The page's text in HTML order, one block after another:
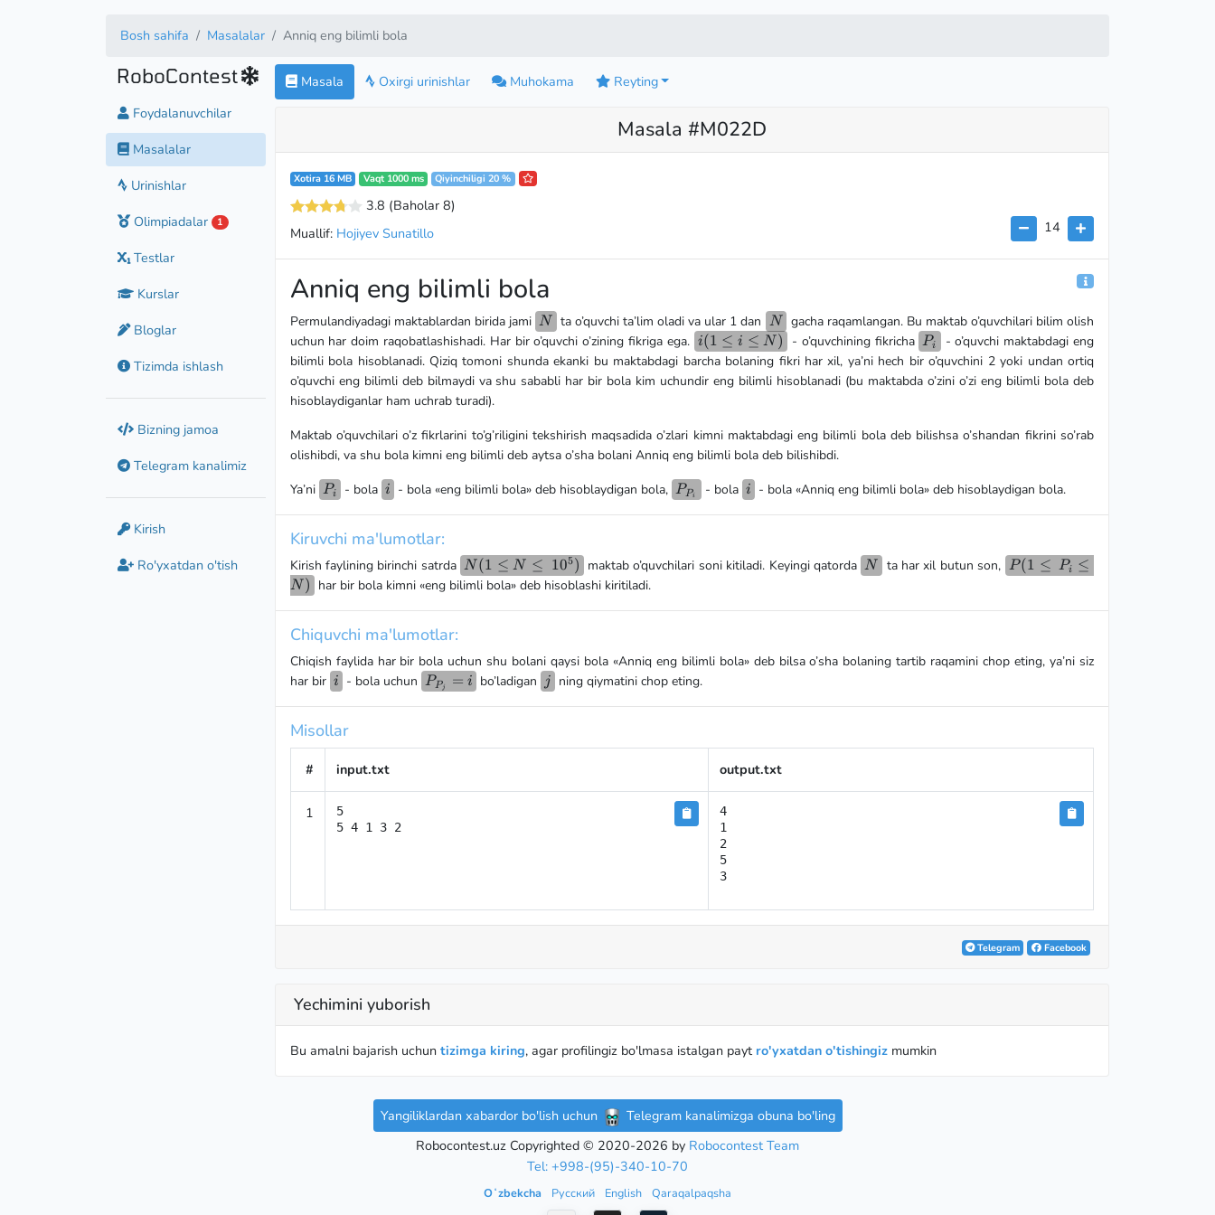
Bosh sahifa Masalalar Anniq eng bilimli bola
RoboContest
Foydalanuvchilar
Masalalar
Urinishlar
Olimpiadalar
1
Testlar
Kurslar
Bloglar
Tizimda ishlash
Bizning jamoa
Telegram kanalimiz
Kirish
Ro'yxatdan o'tish
Masala Oxirgi urinishlar Muhokama Reyting
Masala #M022D
Xotira 16 MB Vaqt 1000 ms Qiyinchiligi 20 %
3.8 (Baholar 8)
14
Muallif: Hojiyev Sunatillo
Anniq eng bilimli bola
Permulandiyadagi maktablardan birida jami N
N ta o’quvchi ta’lim oladi va ular 1 dan N
N
gacha raqamlangan. Bu maktab o’quvchilari bilim olish
uchun har doim raqobatlashishadi. Har bir o’quvchi o’zining fikriga ega. i
(1
\le
N)
i(1 ≤ i ≤ N ) - o’quvchining fikricha P_i
Pi
- o’quvchi maktabdagi eng
bilimli bola hisoblanadi. Qiziq tomoni shunda ekanki bu maktabdagi barcha bolaning fikri har xil, ya’ni hech bir o’quvchini 2 yoki undan ortiq
o’quvchi eng bilimli deb bilmaydi va shu sababli har bir bola kim uchundir eng bilimli hisoblanadi (bu maktabda o’zini o’zi eng bilimli bola deb
hisoblaydiganlar ham uchrab turadi).
Maktab o’quvchilari o’z fikrlarini to’g’riligini tekshirish maqsadida o’zlari kimni maktabdagi eng bilimli bola deb bilishsa o’shandan fikrini so’rab
olishibdi, va shu bola kimni eng bilimli deb aytsa o’sha bolani Anniq eng bilimli bola deb bilishibdi.
Ya’ni P_i
Pi - bola i
i - bola «eng bilimli bola» deb hisoblaydigan bola, P_{P_i}
PPi - bola i
i - bola «Anniq eng bilimli bola» deb hisoblaydigan bola.
Kiruvchi ma'lumotlar:
Kirish faylining birinchi satrda N (1 \le
N
N (1 ≤ N ≤ 105) maktab o’quvchilari soni kitiladi. Keyingi qatorda N
N ta har xil butun son, P
N)
P(1 ≤ Pi ≤
N ) har bir bola kimni «eng bilimli bola» deb hisoblashi kiritiladi.
Chiquvchi ma'lumotlar:
Chiqish faylida har bir bola uchun shu bolani qaysi bola «Anniq eng bilimli bola» deb bilsa o’sha bolaning tartib raqamini chop eting, ya’ni siz
har bir i
i - bola uchun P_{P_j}=i
PPj = i bo’ladigan jj ning qiymatini chop eting.
Misollar
# input.txt output.txt
1
5
5 4 1 3 2
4
1
2
5
3
Telegram Facebook
Yechimini yuborish
Bu amalni bajarish uchun tizimga kiring, agar profilingiz bo'lmasa istalgan payt ro'yxatdan o'tishingizmumkin
Yangiliklardan xabardor bo'lish uchun
Telegram kanalimizga obuna bo'ling
Robocontest.uz Copyrighted © 2020-2026 by Robocontest Team
Tel: +998-(95)-340-10-70
Oʻzbekcha Русский English Qaraqalpaqsha